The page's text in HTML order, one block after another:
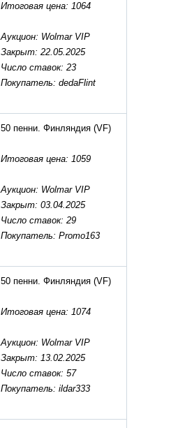
Итоговая цена: 1064
Аукцион: Wolmar VIP
Закрыт: 22.05.2025
Число ставок: 23
Покупатель: dedaFlint
50 пенни. Финляндия (VF)
Итоговая цена: 1059
Аукцион: Wolmar VIP
Закрыт: 03.04.2025
Число ставок: 29
Покупатель: Promo163
50 пенни. Финляндия (VF)
Итоговая цена: 1074
Аукцион: Wolmar VIP
Закрыт: 13.02.2025
Число ставок: 57
Покупатель: ildar333